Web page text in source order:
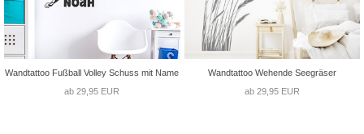
Wandtattoo Fußball Volley Schuss mit Name
ab 29,95 EUR
Wandtattoo Wehende Seegräser
ab 29,95 EUR